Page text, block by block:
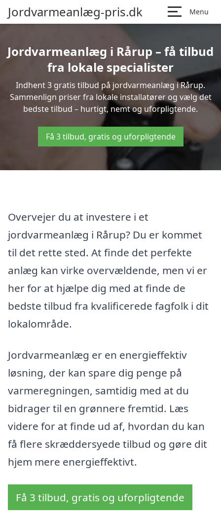
Jordvarmeanlæg-pris.dk Menu
Jordvarmeanlæg i Rårup – få tilbud
fra lokale specialister
Indhent 3 gratis tilbud på jordvarmeanlæg i Rårup.
Sammenlign priser fra lokale installatører og vælg det
bedste tilbud – hurtigt, nemt og uforpligtende.
Få 3 tilbud, gratis og uforpligtende
Overvejer du at investere i et
jordvarmeanlæg i Rårup? Du er kommet
til det rette sted. At finde det perfekte
anlæg kan virke overvældende, men vi er
her for at hjælpe dig med at finde de
bedste tilbud fra kvalificerede fagfolk i dit
lokalområde.
Jordvarmeanlæg er en energieffektiv
løsning, der kan spare dig penge på
varmeregningen, samtidig med at du
bidrager til en grønnere fremtid. Læs
videre for at finde ud af, hvordan du kan
få flere skræddersyede tilbud og gøre dit
hjem mere energieffektivt.
Få 3 tilbud, gratis og uforpligtende